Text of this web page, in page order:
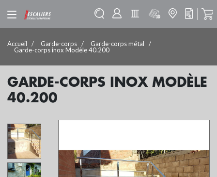
Accueil Garde-corps
Garde-corps métal
Garde-corps inox Modèle 40.200
GARDE-CORPS INOX MODÈLE
40.200